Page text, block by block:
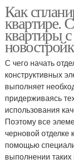
Как
квартире.
квартиры
С чего начать
конструктивных
выполняет
придерживаясь
использования
Поэтому все
черновой
помощью
выполнении